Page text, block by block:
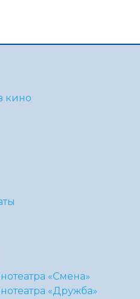
кино
«Смена»
«Дружба»